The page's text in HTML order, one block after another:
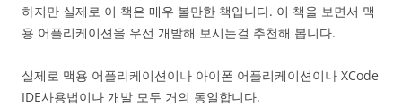
하지만 실제로 이 책은 매우 볼만한 책입니다. 이 책을 보면서 맥
용 어플리케이션을 우선 개발해 보시는걸 추천해 봅니다.
실제로 맥용 어플리케이션이나 아이폰 어플리케이션이나 XCode
IDE사용법이나 개발 모두 거의 동일합니다.